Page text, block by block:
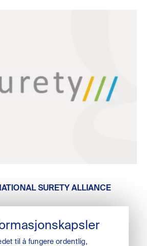
til å fungere ordentlig,
SURETY ALLIANCE